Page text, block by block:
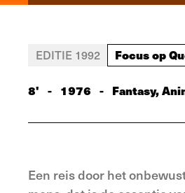
EDITIE 1992 Focus op
8' - 1976 - Fantasy,
Een reis door het